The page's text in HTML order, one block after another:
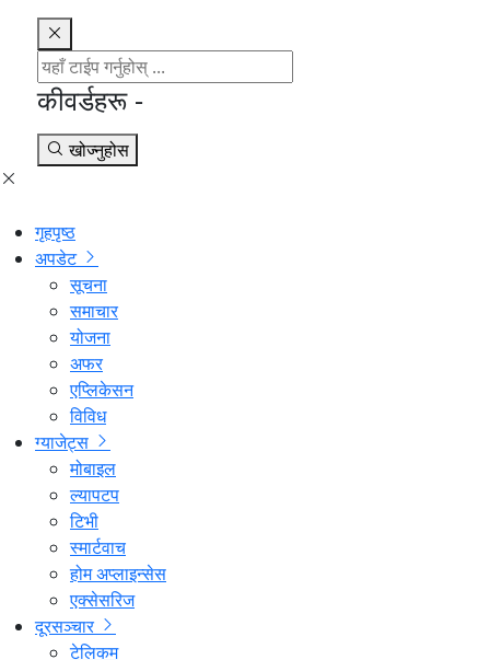
कीवर्डहरू -
खोज्नुहोस
गृहपृष्ठ
अपडेट
सूचना
समाचार
योजना
अफर
एप्लिकेसन
विविध
ग्याजेट्स
मोबाइल
ल्यापटप
टिभी
स्मार्टवाच
होम अप्लाइन्सेस
एक्सेसरिज
दूरसञ्चार
टेलिकम